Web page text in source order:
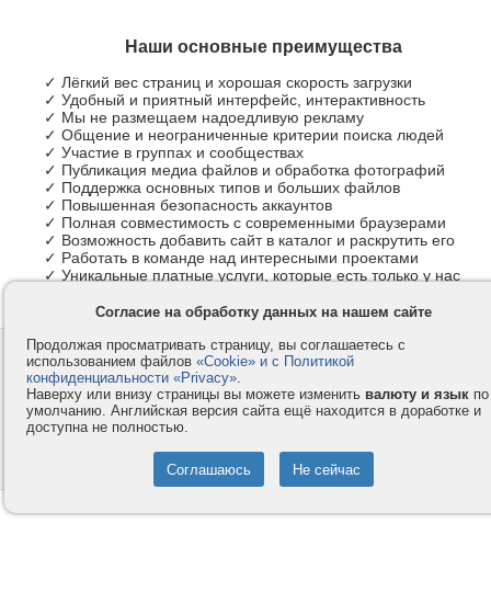
Наши основные преимущества
✓ Лёгкий вес страниц и хорошая скорость загрузки
✓ Удобный и приятный интерфейс, интерактивность
✓ Мы не размещаем надоедливую рекламу
✓ Общение и неограниченные критерии поиска людей
✓ Участие в группах и сообществах
✓ Публикация медиа файлов и обработка фотографий
✓ Поддержка основных типов и больших файлов
✓ Повышенная безопасность аккаунтов
✓ Полная совместимость с современными браузерами
✓ Возможность добавить сайт в каталог и раскрутить его
✓ Работать в команде над интересными проектами
✓ Уникальные платные услуги, которые есть только у нас
Контакты
Компания
Privacy и Cookie
Услуги
Как оплатить
Помощь
© 2008-2026
- Все права защищены.
Согласие на обработку данных на нашем сайте
Продолжая просматривать страницу, вы соглашаетесь с
использованием файлов «Cookie» и с Политикой
конфиденциальности «Privacy».
Наверху или внизу страницы вы можете изменить валюту и язык по
умолчанию. Английская версия сайта ещё находится в доработке и
доступна не полностью.